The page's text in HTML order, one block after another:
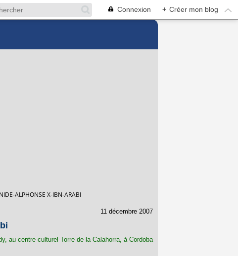
Connexion + Créer mon blog
ALPHONSE X-IBN-ARABI
11 décembre 2007
au centre culturel Torre de la Calahorra, à Cordoba